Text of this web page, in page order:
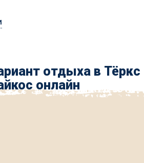
отдыха в Тёркс
онлайн